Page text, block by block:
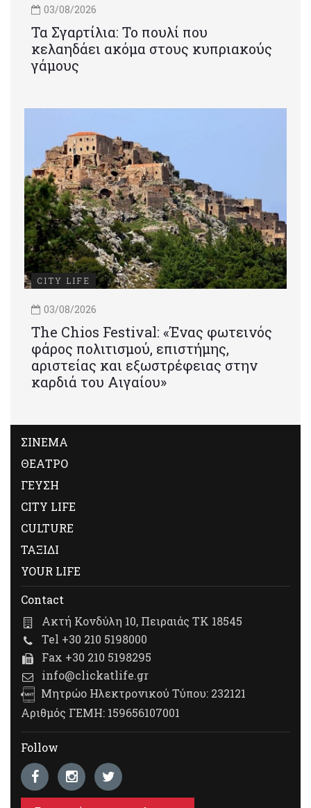
03/08/2026
Τα Σγαρτίλια: Το πουλί που
κελαηδάει ακόμα στους κυπριακούς
γάμους
CITY LIFE
03/08/2026
Τhe Chios Festival: «Ένας φωτεινός
φάρος πολιτισμού, επιστήμης,
αριστείας και εξωστρέφειας στην
καρδιά του Αιγαίου»
ΣΙΝΕΜΑ
ΘΕΑΤΡΟ
ΓΕΥΣΗ
CITY LIFE
CULTURE
ΤΑΞΙΔΙ
YOUR LIFE
Contact
Ακτή Κονδύλη 10, Πειραιάς ΤΚ 18545
Tel +30 210 5198000
Fax +30 210 5198295
info@clickatlife.gr
Μητρώο Ηλεκτρονικού Τύπου: 232121
Αριθμός ΓΕΜΗ: 159656107001
Follow